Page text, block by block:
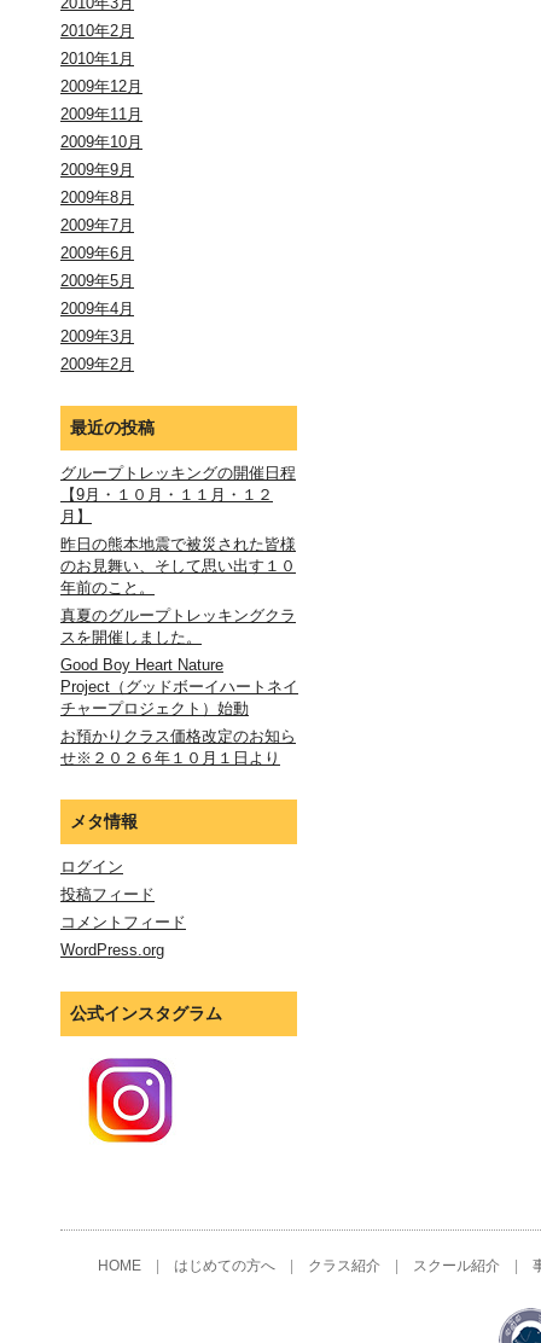
2010年2月
2010年1月
2009年12月
2009年11月
2009年10月
2009年9月
2009年8月
2009年7月
2009年6月
2009年5月
2009年4月
2009年3月
2009年2月
最近の投稿
グループトレッキングの開催日程
【9月・１０月・１１月・１２
月】
昨日の熊本地震で被災された皆様
のお見舞い、そして思い出す１０
年前のこと。
真夏のグループトレッキングクラ
スを開催しました。
Good Boy Heart Nature
Project（グッドボーイハートネイ
チャープロジェクト）始動
お預かりクラス価格改定のお知ら
せ※２０２６年１０月１日より
メタ情報
ログイン
投稿フィード
コメントフィード
WordPress.org
公式インスタグラム
HOME| はじめての方へ| クラス紹介| スクール紹介|